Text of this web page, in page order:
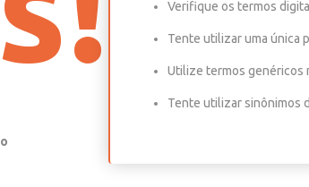
Verifique os termos
Tente utilizar uma única
Utilize termos genéricos
Tente utilizar sinônimos